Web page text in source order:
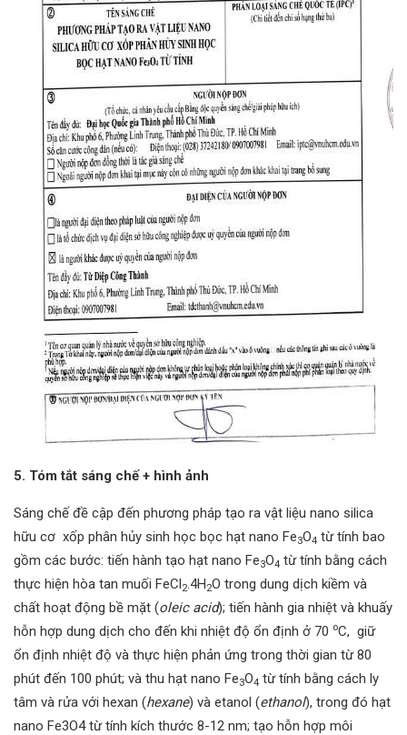
5. Tóm tắt sáng chế + hình ảnh
Sáng chế đề cập đến phương pháp tạo ra vật liệu nano silica
hữu cơ xốp phân hủy sinh học bọc hạt nano Fe3O4 từ tính bao
gồm các bước: tiến hành tạo hạt nano Fe3O4 từ tính bằng cách
thực hiện hòa tan muối FeCl2.4H2O trong dung dịch kiềm và
chất hoạt động bề mặt (oleic acid); tiến hành gia nhiệt và khuấy
hỗn hợp dung dịch cho đến khi nhiệt độ ổn định ở 70 oC, giữ
ổn định nhiệt độ và thực hiện phản ứng trong thời gian từ 80
phút đến 100 phút; và thu hạt nano Fe3O4 từ tính bằng cách ly
tâm và rửa với hexan (hexane) và etanol (ethanol), trong đó hạt
nano Fe3O4 từ tính kích thước 8-12 nm; tạo hỗn hợp môi